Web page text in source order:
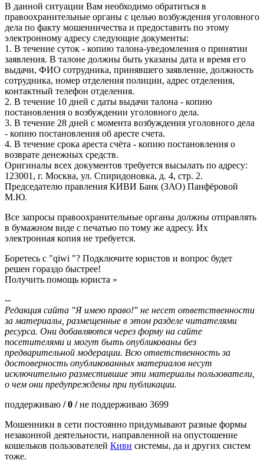
В данной ситуации Вам необходимо обратиться в
правоохранительные органы с целью возбуждения уголовного
дела по факту мошенничества и предоставить по этому
электронному адресу следующие документы:
1. В течение суток - копию талона-уведомления о принятии
заявления. В талоне должны быть указаны дата и время его
выдачи, ФИО сотрудника, принявшего заявление, должность
сотрудника, номер отделения полиции, адрес отделения,
контактный телефон отделения.
2. В течение 10 дней с даты выдачи талона - копию
постановления о возбуждении уголовного дела.
3. В течение 28 дней с момента возбуждения уголовного дела
- копию постановления об аресте счета.
4. В течение срока ареста счёта - копию постановления о
возврате денежных средств.
Оригиналы всех документов требуется высылать по адресу:
123001, г. Москва, ул. Спиридоновка, д. 4, стр. 2.
Председателю правления КИВИ Банк (ЗАО) Панфёровой
М.Ю.
Все запросы правоохранительные органы должны отправлять
в бумажном виде с печатью по тому же адресу. Их
электронная копия не требуется.
Боретесь с "qiwi "? Подключите юристов и вопрос будет
решен гораздо быстрее!
Получить помощь юриста »
--
Редакция сайта "Я имею право!" не несет ответственности
за материалы, размещенные в этом разделе читателями
ресурса. Они добавляются через форму на сайте
посетителями и могут быть опубликованы без
предварительной модерации. Всю ответственность за
достоверность опубликованных материалов несут
исключительно разместившие эти материалы пользователи,
о чем они предупреждены при публикации.
поддерживаю / 0 /не поддерживаю 3699
Мошенники в сети постоянно придумывают разные формы
незаконной деятельности, направленной на опустошение
кошельков пользователей Киви системы, да и других систем
тоже.